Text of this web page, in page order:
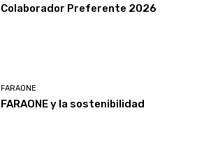
Colaborador Preferente 2026
FARAONE
FARAONE y la sostenibilidad